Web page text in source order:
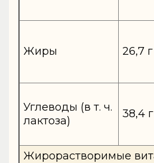
Жиры 26,7 г
Углеводы (в т. ч.
лактоза)
38,4 г
Жирорастворимые